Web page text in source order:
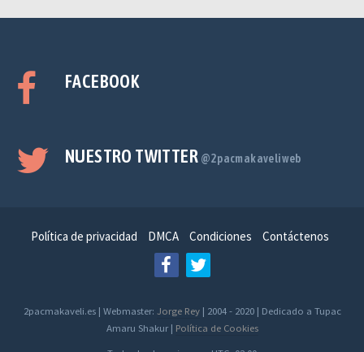
FACEBOOK
NUESTRO TWITTER @2pacmakaveliweb
Política de privacidad DMCA Condiciones Contáctenos
2pacmakaveli.es | Webmaster: Jorge Rey| 2004 - 2020 | Dedicado a Tupac
Amaru Shakur | Política de Cookies